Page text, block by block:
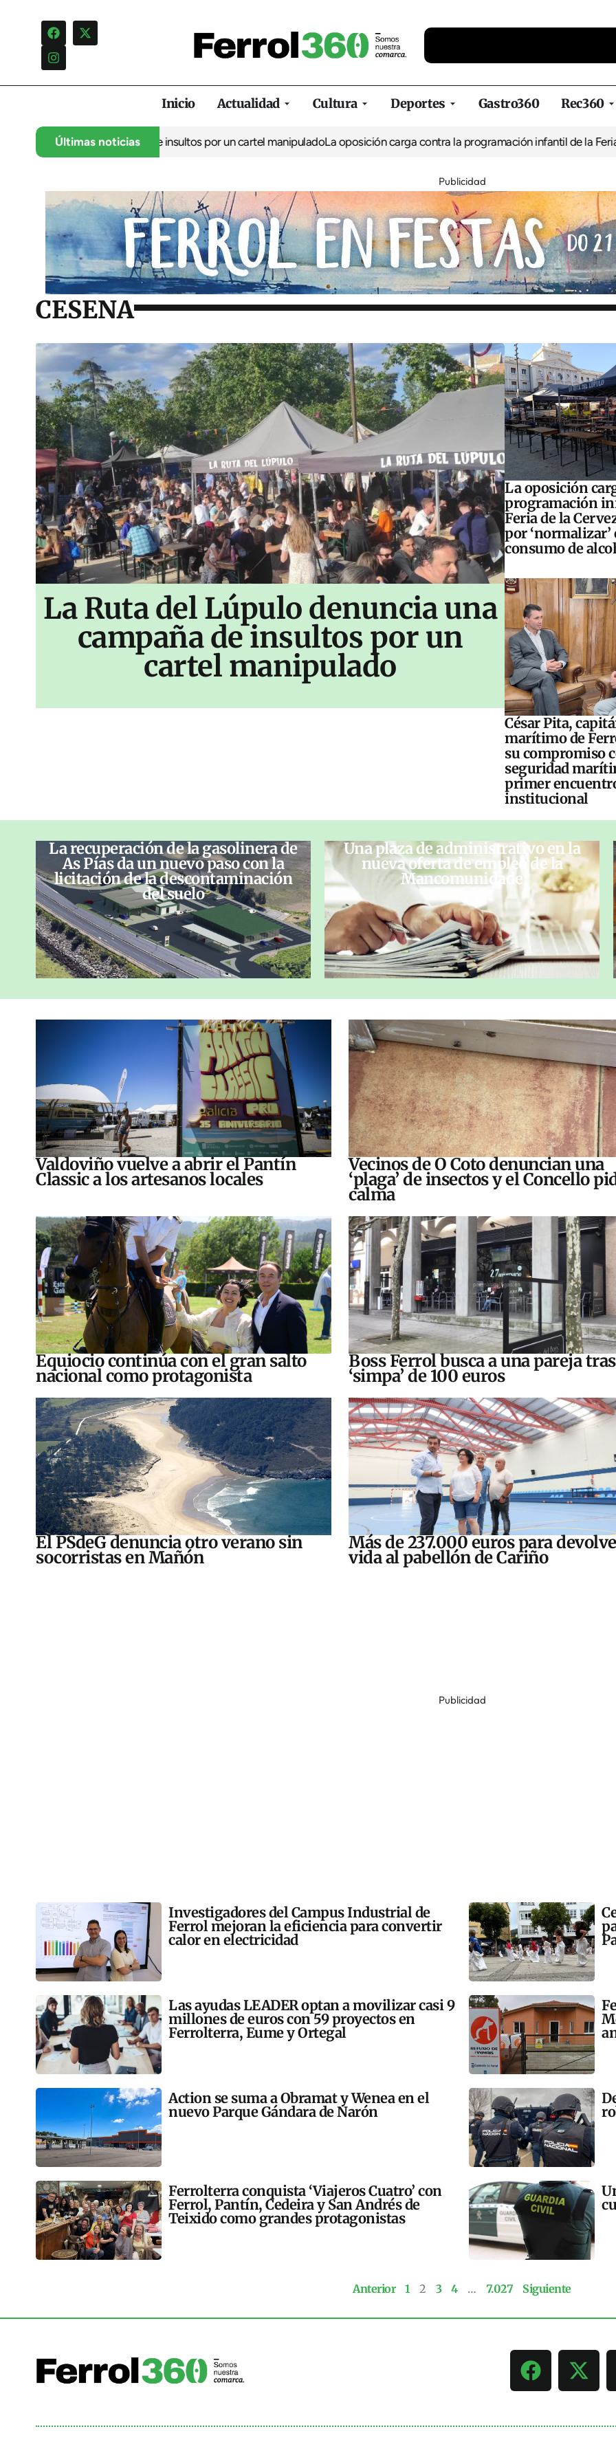
Inicio Actualidad Cultura Deportes Gastro360 Rec360
Últimas noticias
una campaña de insultos por un cartel manipuladoLa oposición carga contra la programación infantil de la Feria de la
Publicidad
CESENA
La Ruta del Lúpulo denuncia una
campaña de insultos por un
cartel manipulado
La oposición
programación
Feria de la
por ‘normalizar’
consumo de
César Pita,
marítimo de
su compromiso
seguridad
primer
institucional
La recuperación de la gasolinera de
As Pías da un nuevo paso con la
licitación de la descontaminación
del suelo
Una plaza de administrativo en la
nueva oferta de empleo de la
Mancomunidade
Valdoviño vuelve a abrir el Pantín
Classic a los artesanos locales
Vecinos de O Coto denuncian una
‘plaga’ de insectos y el Concello
calma
Equiocio continúa con el gran salto
nacional como protagonista
Boss Ferrol busca a una pareja
‘simpa’ de 100 euros
El PSdeG denuncia otro verano sin
socorristas en Mañón
Más de 237.000 euros para
vida al pabellón de Cariño
Publicidad
Investigadores del Campus Industrial de
Ferrol mejoran la eficiencia para convertir
calor en electricidad
Las ayudas LEADER optan a movilizar casi 9
millones de euros con 59 proyectos en
Ferrolterra, Eume y Ortegal
Action se suma a Obramat y Wenea en el
nuevo Parque Gándara de Narón
Ferrolterra conquista ‘Viajeros Cuatro’ con
Ferrol, Pantín, Cedeira y San Andrés de
Teixido como grandes protagonistas
Anterior 1 2 3 4 … 7.027 Siguiente